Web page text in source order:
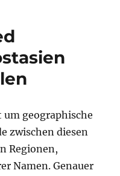
geographische
zwischen diesen
Regionen,
Namen. Genauer